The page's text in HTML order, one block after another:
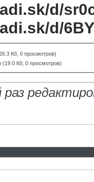
d/
d/
Кб, 0 просмотров)
(19.0 Кб, 0 просмотров)
раз